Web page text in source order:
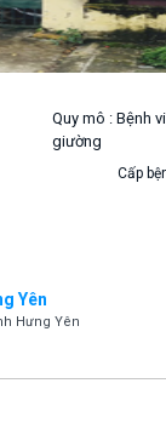
Quy mô :Bệnh
giường
Cấp
Yên
Hưng Yên